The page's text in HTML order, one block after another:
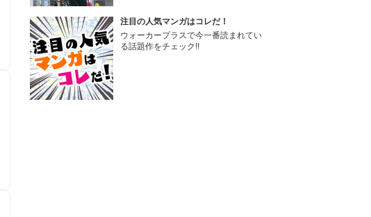
注目の人気マンガはコレだ！
ウォーカープラスで今一番読まれてい
る話題作をチェック!!